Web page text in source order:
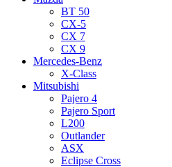
BT 50
CX-5
CX 7
CX 9
Mercedes-Benz
X-Class
Mitsubishi
Pajero 4
Pajero Sport
L200
Outlander
ASX
Eclipse Cross